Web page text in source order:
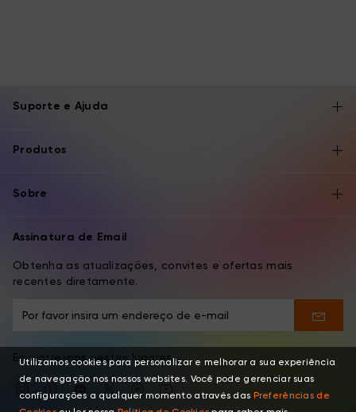
Suporte e Ajuda
Produtos
Sobre
Assinatura de Email
Obtenha as atualizações, convites e ofertas mais
recentes diretamente.
Encontre-nos nestes lugares
Utilizamos cookies para personalizar e melhorar a sua experiência
de navegação nos nossos websites. Você pode gerenciar suas
configurações a qualquer momento através das Preferências de